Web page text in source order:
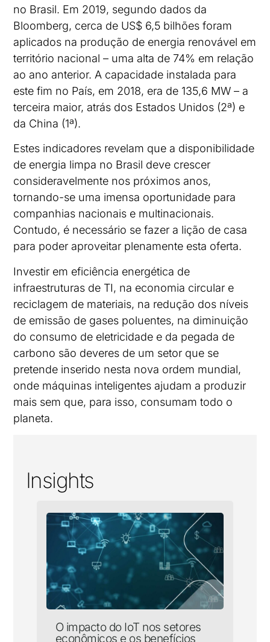
no Brasil. Em 2019, segundo dados da
Bloomberg, cerca de US$ 6,5 bilhões foram
aplicados na produção de energia renovável em
território nacional – uma alta de 74% em relação
ao ano anterior. A capacidade instalada para
este fim no País, em 2018, era de 135,6 MW – a
terceira maior, atrás dos Estados Unidos (2ª) e
da China (1ª).
Estes indicadores revelam que a disponibilidade
de energia limpa no Brasil deve crescer
consideravelmente nos próximos anos,
tornando-se uma imensa oportunidade para
companhias nacionais e multinacionais.
Contudo, é necessário se fazer a lição de casa
para poder aproveitar plenamente esta oferta.
Investir em eficiência energética de
infraestruturas de TI, na economia circular e
reciclagem de materiais, na redução dos níveis
de emissão de gases poluentes, na diminuição
do consumo de eletricidade e da pegada de
carbono são deveres de um setor que se
pretende inserido nesta nova ordem mundial,
onde máquinas inteligentes ajudam a produzir
mais sem que, para isso, consumam todo o
planeta.
Insights
O impacto do IoT nos setores
econômicos e os benefícios